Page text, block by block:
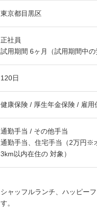
東京都目黒区
正社員
試用期間 6ヶ月（試用期間中の
120日
健康保険 / 厚生年金保険 / 雇用
通勤手当 / その他手当
通勤手当、住宅手当（2万円※
3km以内在住の 対象）
シャッフルランチ、ハッピー
す。